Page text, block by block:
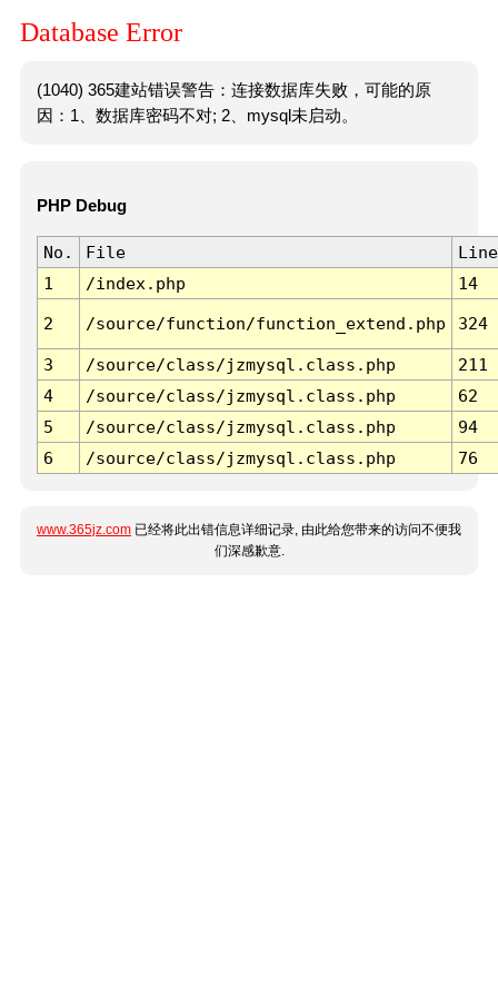
Database Error
(1040) 365建站错误警告：连接数据库失败，可能的原
因：1、数据库密码不对; 2、mysql未启动。
PHP Debug
No. File
Line
1
/index.php 14
2 /source/function/function_extend.php 324
3 /source/class/jzmysql.class.php
211
4
/source/class/jzmysql.class.php
62
5
/source/class/jzmysql.class.php
94
6
/source/class/jzmysql.class.php 76
www.365jz.com 已经将此出错信息详细记录, 由此给您带来的访问不便我
们深感歉意.